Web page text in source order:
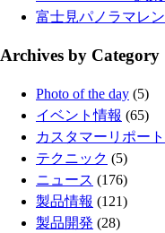
富士見パノラマレ
Archives by Category
Photo of the day (5)
イベント情報 (65)
カスタマーリポート
テクニック (5)
ニュース (176)
製品情報 (121)
製品開発 (28)